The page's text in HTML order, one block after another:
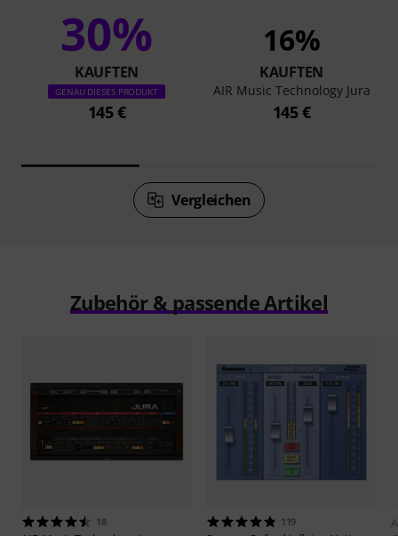
30%
KAUFTEN
GENAU DIESES PRODUKT
145 €
16%
KAUFTEN
AIR Music Technology Jura
145 €
Vergleichen
Zubehör & passende Artikel
18 119